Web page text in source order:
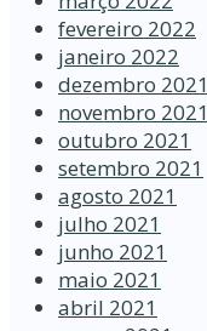
fevereiro 2022
janeiro 2022
dezembro 2021
novembro 2021
outubro 2021
setembro 2021
agosto 2021
julho 2021
junho 2021
maio 2021
abril 2021